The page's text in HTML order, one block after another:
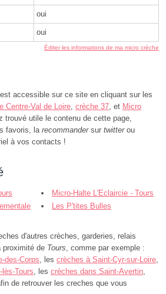
oui
oui
Éditer les informations de ma micro crèche
est accessible sur ce site en cliquant sur les
Centre-Val de Loire, crèche 37, et Micro
trouvé utile le contenu de cette page,
favoris, la recommandersur twitterou
à vos contacts !
Micro-Halte L'Eclaircie - Tours
Les P'tites Bulles
d'autres crèches, garderies, relais
proximité de Tours, comme par exemple :
des-Corps, les crèches à Saint-Cyr-sur-Loire,
Tours, les crèches dans Saint-Avertin,
de retrouver les creches que vous